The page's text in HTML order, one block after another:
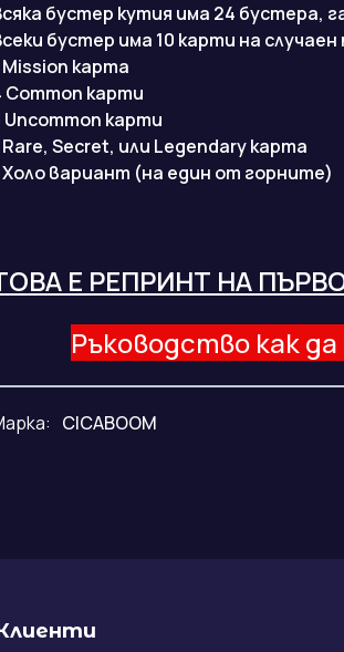
бустер кутия има 24 бустера,
бустер има 10 карти на
Mission карта
Common карти
Uncommon карти
Rare, Secret, или Legendary карта
Холо вариант (на един от горните)
Е РЕПРИНТ НА
Ръководство как
CICABOOM